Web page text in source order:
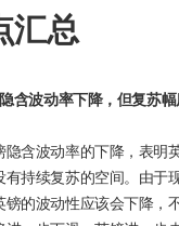
汇总
含波动率下降，但复苏幅
含波动率的下降，表明
有持续复苏的空间。由于
镑的波动性应该会下降，